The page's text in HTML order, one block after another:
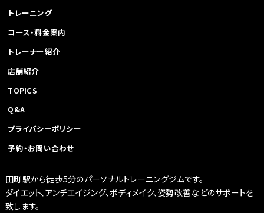
トレーニング
コース・料金案内
トレーナー紹介
店舗紹介
TOPICS
Q&A
プライバシーポリシー
予約・お問い合わせ
田町駅から徒歩5分のパーソナルトレーニングジムです。
ダイエット、アンチエイジング、ボディメイク、姿勢改善などのサポートを
致します。